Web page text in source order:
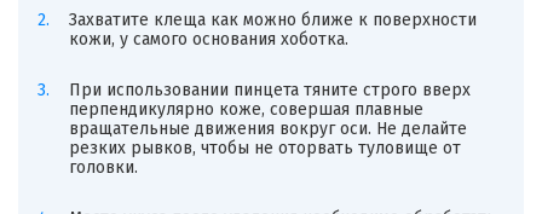
Захватите клеща как можно ближе к поверхности
кожи, у самого основания хоботка.
При использовании пинцета тяните строго вверх
перпендикулярно коже, совершая плавные
вращательные движения вокруг оси. Не делайте
резких рывков, чтобы не оторвать туловище от
головки.